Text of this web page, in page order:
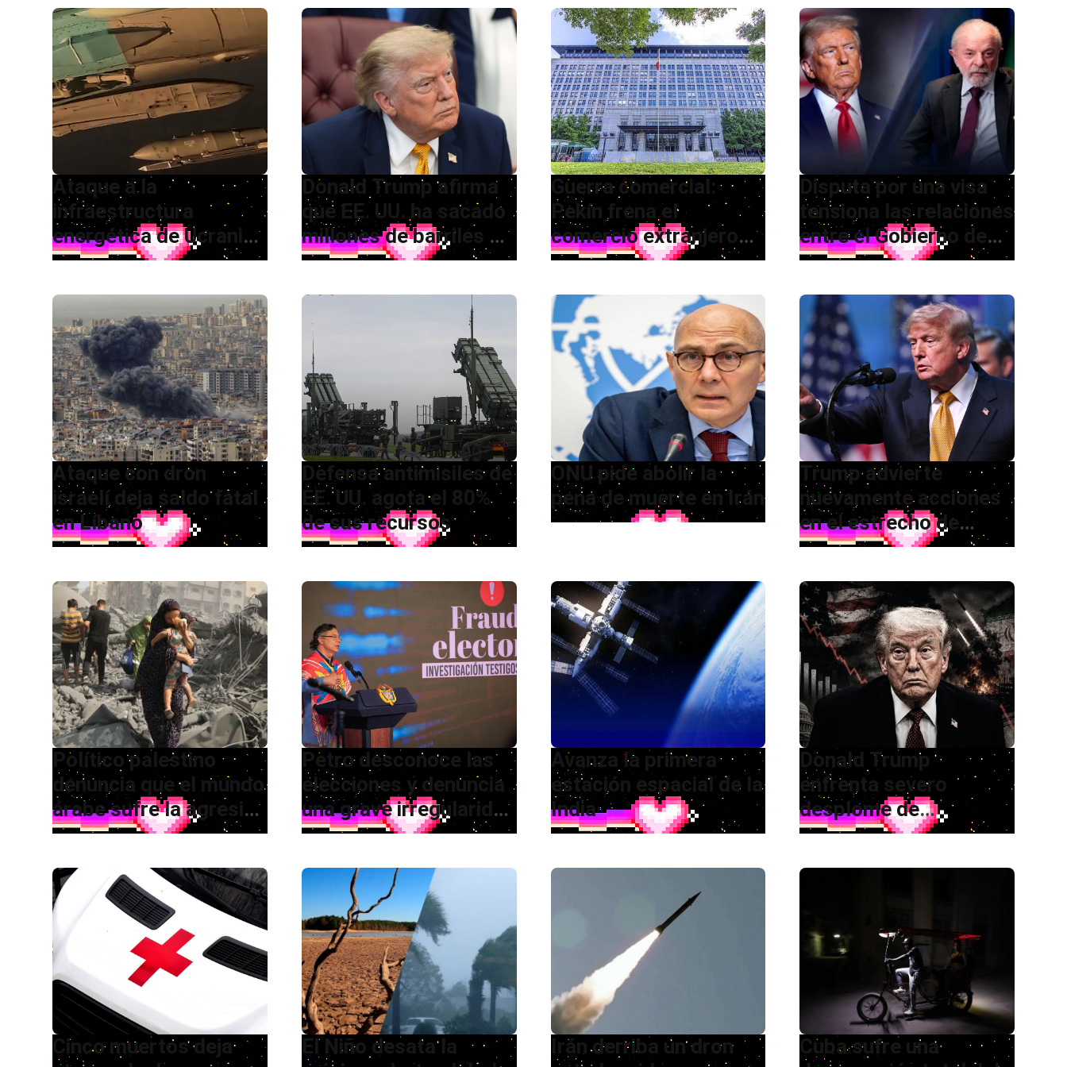
Ataque a la
infraestructura
energética de Ucrania
deja 155 zonas
Donald Trump afirma
que EE. UU. ha sacado
millones de barriles de
petróleo de Venezuela
Guerra comercial:
Pekín frena el
comercio extranjero
con nuevas
Disputa por una visa
tensiona las relaciones
entre el Gobierno de
Trump y Lula
Ataque con dron
israelí deja saldo fatal
en Líbano
Defensa antimisiles de
EE. UU. agota el 80%
de sus recursos
ONU pide abolir la
pena de muerte en Irán
Trump advierte
nuevamente acciones
en el estrecho de
Ormuz
Político palestino
denuncia que el mundo
árabe sufre la agresión
criminal del régimen
Petro desconoce las
elecciones y denuncia
una grave irregularidad
en el cómputo
Avanza la primera
estación espacial de la
India
Donald Trump
enfrenta severo
desplome de
popularidad
Cinco muertos deja
El Niño desata la
Irán derriba un dron
Cuba sufre una